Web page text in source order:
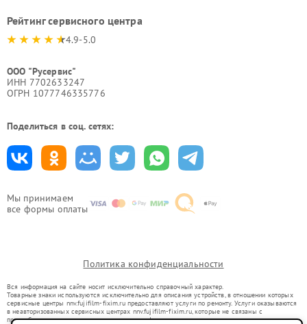
Мы принимаем
все формы оплаты
Рейтинг сервисного центра
4.9-5.0
ООО "Русервис"
ИНН 7702633247
ОГРН 1077746335776
Поделиться в соц. сетях:
Политика конфиденциальности
Вся информация на сайте носит исключительно справочный характер.
Товарные знаки используются исключительно для описания устройств, в отношении которых
сервисные центры nnv.fujifilm-fixim.ru предоставляют услуги по ремонту. Услуги оказываются
в неавторизованных сервисных центрах nnv.fujifilm-fixim.ru, которые не связаны с
правообладателями товарных знаков или их официальными представителями.